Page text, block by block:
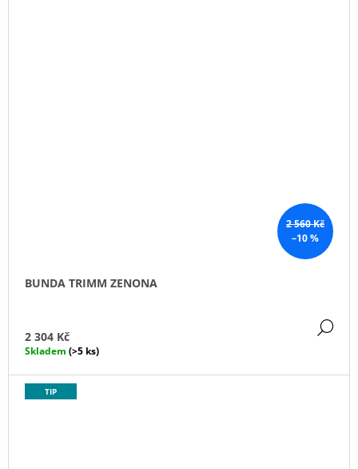
2 560 Kč
–10 %
BUNDA TRIMM ZENONA
2 304 Kč
Skladem (>5 ks)
TIP